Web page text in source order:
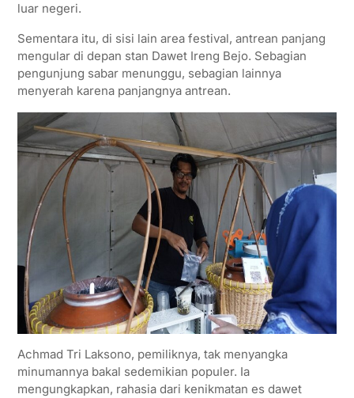
luar negeri.
Sementara itu, di sisi lain area festival, antrean panjang
mengular di depan stan Dawet Ireng Bejo. Sebagian
pengunjung sabar menunggu, sebagian lainnya
menyerah karena panjangnya antrean.
Achmad Tri Laksono, pemiliknya, tak menyangka
minumannya bakal sedemikian populer. Ia
mengungkapkan, rahasia dari kenikmatan es dawet